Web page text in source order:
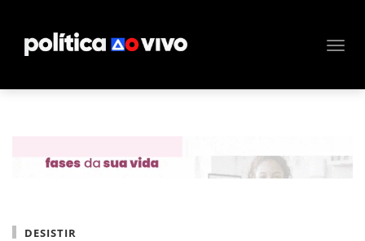
DESISTIR